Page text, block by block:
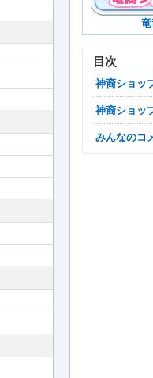
目次
神裔ショ
神裔ショッ
みんなのコ